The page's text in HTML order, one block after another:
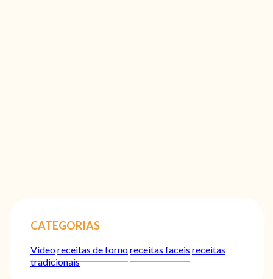
CATEGORIAS
Vídeoreceitas de fornoreceitas faceis receitas
tradicionais